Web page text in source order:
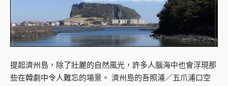
提起濟州島，除了壯麗的自然風光，許多人腦海中也會浮現那
些在韓劇中令人難忘的場景。 濟州島的吾照浦／五爪浦口空